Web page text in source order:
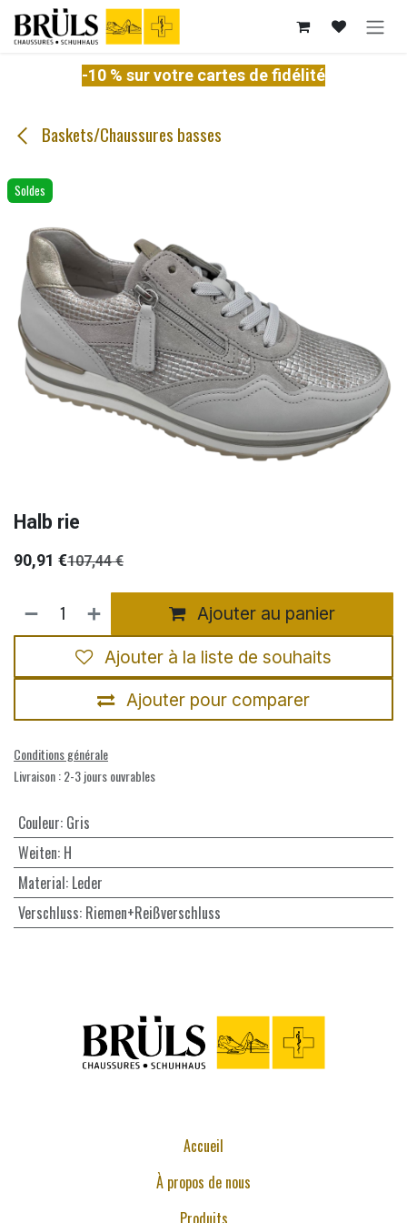
Se rendre au contenu
-10 % sur votre cartes de fidélité
Baskets/Chaussures basses
Soldes
Halb rie
90,91 €107,44€
Ajouter au panier
Ajouter pour comparer
Ajouter à la liste de souhaits
Conditions générale
Livraison : 2-3 jours ouvrables
Couleur: Gris
Weiten: H
Material: Leder
Verschluss: Riemen+Reißverschluss
Accueil
À propos de nous